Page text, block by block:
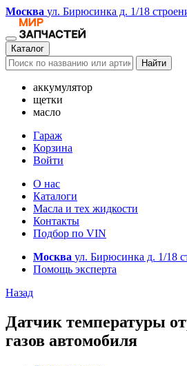
Москва ул. Бирюсинка д. 1/18
Каталог
Найти
аккумулятор
щетки
масло
Гараж
Корзина
Войти
О нас
Каталоги
Масла и тех жидкости
Контакты
Подбор по VIN
Москва ул. Бирюсинка д. 1/18
Помощь эксперта
Назад
Датчик температуры
газов автомобиля